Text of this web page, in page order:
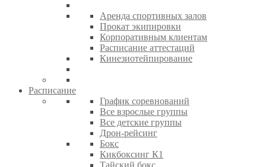
Аренда спортивных залов
Прокат экипировки
Корпоративным клиентам
Расписание аттестаций
Кинезиотейпирование
Расписание
График соревнований
Все взрослые группы
Все детские группы
Дрон-рейсинг
Бокс
Кикбоксинг К1
Тайский бокс